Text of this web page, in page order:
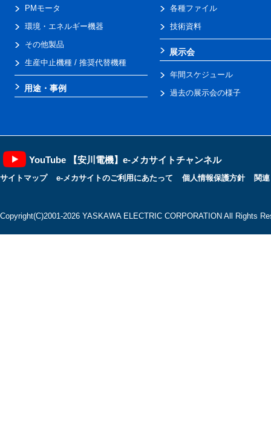
PMモータ
環境・エネルギー機器
その他製品
生産中止機種 / 推奨代替機種
用途・事例
各種ファイル
技術資料
展示会
年間スケジュール
過去の展示会の様子
YouTube 【安川電機】e-メカサイトチャンネル
サイトマップ e-メカサイトのご利用にあたって 個人情報保護方針 関
Copyright(C)2001‐2026 YASKAWA ELECTRIC CORPORATION All Rights